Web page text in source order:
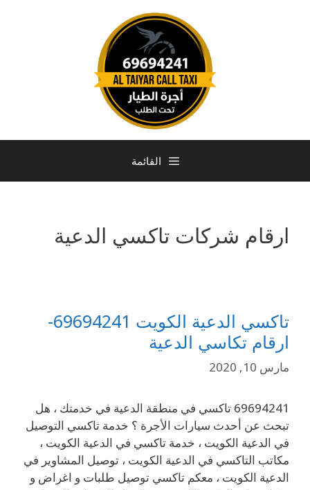
القائمة
ارقام شركات تاكسي الدعية
تاكسي الدعية الكويت 69694241-
ارقام تكاسي الدعية
مارس 10, 2020
69694241 تاكسي في منطقة الدعية في خدمتك ، هل
تبحث عن أحدث سيارات الأجرة ؟ خدمة تاكسي التوصيل
في الدعية الكويت ، خدمة تاكسي في الدعية الكويت ،
مكاتب التاكسي في الدعية الكويت ، توصيل المشاوير في
الدعية الكويت ، معكم تاكسي توصيل طلبات و اغراض و